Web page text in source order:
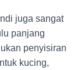
juga sangat
panjang
penyisiran
kucing,